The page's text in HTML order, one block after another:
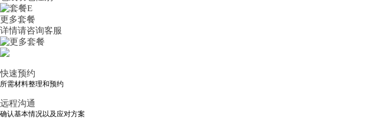
更多套餐
详情请咨询客服
快速预约
所需材料整理和预约
远程沟通
确认基本情况以及应对方案